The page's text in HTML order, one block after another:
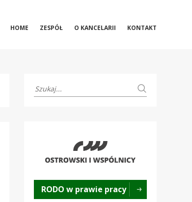
HOME ZESPÓŁ O KANCELARII KONTAKT
RODO w prawie pracy